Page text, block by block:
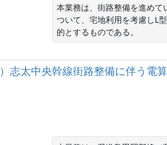
本業務は、街路整備を進め
ついて、宅地利用を考慮しL
的とするものである。
志太中央幹線街路整備に伴う電